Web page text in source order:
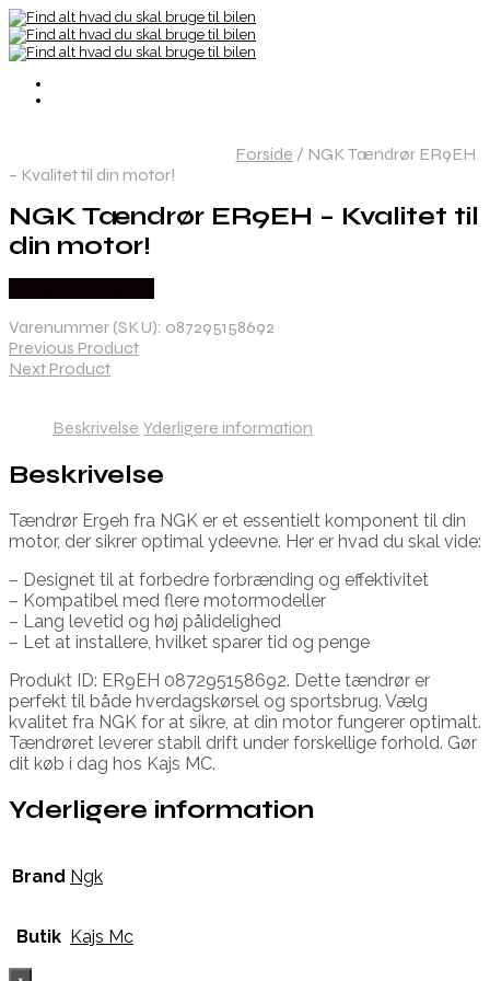
Forside / NGK Tændrør ER9EH
– Kvalitet til din motor!
NGK Tændrør ER9EH – Kvalitet til
din motor!
Varenummer (SKU): 087295158692
Previous Product
Next Product
Beskrivelse Yderligere information
Beskrivelse
Tændrør Er9eh fra NGK er et essentielt komponent til din
motor, der sikrer optimal ydeevne. Her er hvad du skal vide:
– Designet til at forbedre forbrænding og effektivitet
– Kompatibel med flere motormodeller
– Lang levetid og høj pålidelighed
– Let at installere, hvilket sparer tid og penge
Produkt ID: ER9EH 087295158692. Dette tændrør er
perfekt til både hverdagskørsel og sportsbrug. Vælg
kvalitet fra NGK for at sikre, at din motor fungerer optimalt.
Tændrøret leverer stabil drift under forskellige forhold. Gør
dit køb i dag hos Kajs MC.
Yderligere information
Brand Ngk
Butik Kajs Mc